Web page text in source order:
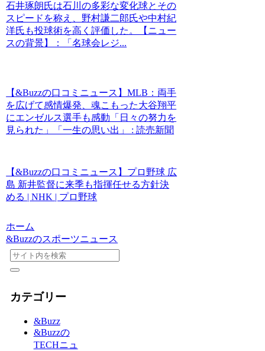
石井琢朗氏は石川の多彩な変化球とその
スピードを称え、野村謙二郎氏や中村紀
洋氏も投球術を高く評価した。【ニュー
スの背景】：「名球会レジ...
【&Buzzの口コミニュース】MLB：両手
を広げて感情爆発、魂こもった大谷翔平
にエンゼルス選手も感動「日々の努力を
見られた」「一生の思い出」 : 読売新聞
【&Buzzの口コミニュース】プロ野球 広
島 新井監督に来季も指揮任せる方針決
める | NHK | プロ野球
ホーム
&Buzzのスポーツニュース
カテゴリー
&Buzz
&Buzzの
TECHニュ